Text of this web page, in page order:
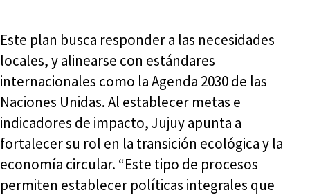
Este plan busca responder a las necesidades
locales, y alinearse con estándares
internacionales como la Agenda 2030 de las
Naciones Unidas. Al establecer metas e
indicadores de impacto, Jujuy apunta a
fortalecer su rol en la transición ecológica y la
economía circular. “Este tipo de procesos
permiten establecer políticas integrales que